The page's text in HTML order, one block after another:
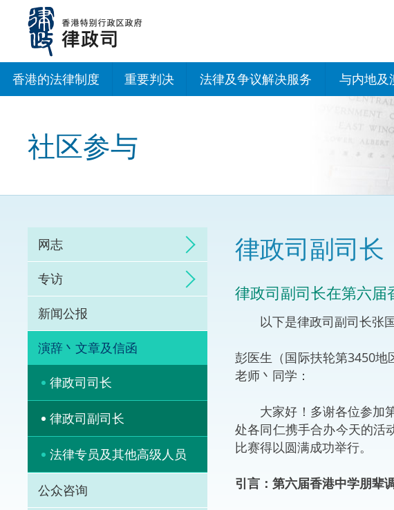
内
香港的法律制度 重要判决 法律及争议解决服务
诉讼
网上争议解决及法律科技
体育争议解决先导计划
能力建设
法律枢纽
促成交易和争议解决服务中心
与内地及
与内地有
香港与
商事案件
关于建立
与内地有
与澳门特
“一带一
粤港澳大
社区参与
网志
专访
新闻公报
演辞丶文章及信函
律政司司长
律政司副司长
法律专员及其他高级人员
公众咨询
律政司副司长
律政司副司长在第六届
以下是律政司副司长张国
彭医生（国际扶轮第3450
老师丶同学：
大家好！多谢各位参加第
处各同仁携手合办今天的活
比赛得以圆满成功举行。
引言：第六届香港中学朋辈